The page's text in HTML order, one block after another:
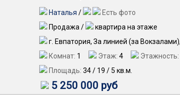
Наталья /
Есть фото
Продажа /
квартира на этаже
г. Евпатория, За линией (за
Комнат: 1 Этаж: 4 Этажность:
Площадь: 34/ 19 / 5 кв.м.
5 250 000 руб